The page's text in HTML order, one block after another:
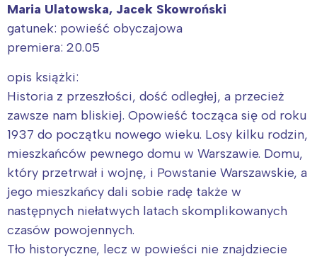
Maria Ulatowska, Jacek Skowroński
gatunek: powieść obyczajowa
premiera: 20.05
opis książki:
Historia z przeszłości, dość odległej, a przecież
zawsze nam bliskiej. Opowieść tocząca się od roku
1937 do początku nowego wieku. Losy kilku rodzin,
mieszkańców pewnego domu w Warszawie. Domu,
który przetrwał i wojnę, i Powstanie Warszawskie, a
jego mieszkańcy dali sobie radę także w
następnych niełatwych latach skomplikowanych
czasów powojennych.
Tło historyczne, lecz w powieści nie znajdziecie